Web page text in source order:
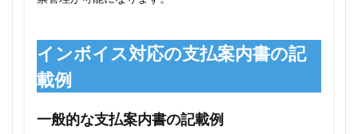
インボイス対応の支払案内書の記
載例
一般的な支払案内書の記載例